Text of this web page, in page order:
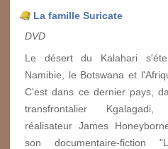
La famille Suricate
DVD
Le désert du Kalahari
Namibie, le Botswana et
C'est dans ce dernier pays,
transfrontalier
réalisateur James
son documentaire-fiction